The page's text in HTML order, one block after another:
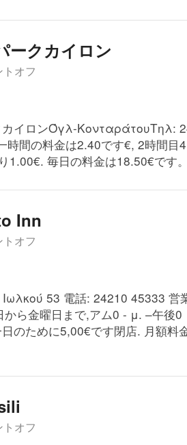
ークカイロン
トオフ
カイロンΌγλ-ΚονταράτουΤηλ:
時間の料金は2.40です€, 2時間目
1.00€. 毎日の料金は18.50€です
Inn
トオフ
53 電話: 24210 45333
ら金曜日まで,アム0 - μ. –午後
のために5,00€です閉店. 月額料
トオフ